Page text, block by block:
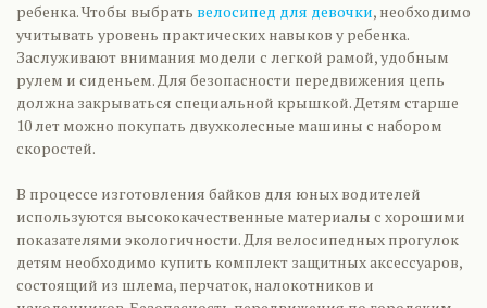
ребенка. Чтобы выбрать велосипед для девочки, необходимо
учитывать уровень практических навыков у ребенка.
Заслуживают внимания модели с легкой рамой, удобным
рулем и сиденьем. Для безопасности передвижения цепь
должна закрываться специальной крышкой. Детям старше
10 лет можно покупать двухколесные машины с набором
скоростей.
В процессе изготовления байков для юных водителей
используются высококачественные материалы с хорошими
показателями экологичности. Для велосипедных прогулок
детям необходимо купить комплект защитных аксессуаров,
состоящий из шлема, перчаток, налокотников и